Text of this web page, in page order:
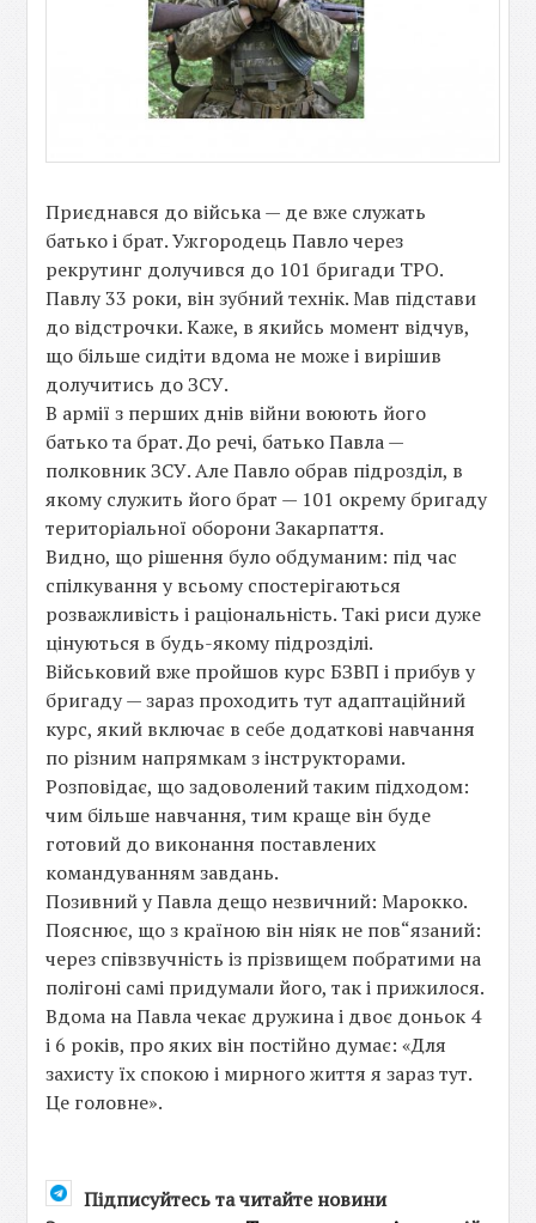
Приєднався до війська — де вже служать
батько і брат. Ужгородець Павло через
рекрутинг долучився до 101 бригади ТРО.
Павлу 33 роки, він зубний технік. Мав підстави
до відстрочки. Каже, в якийсь момент відчув,
що більше сидіти вдома не може і вирішив
долучитись до ЗСУ.
В армії з перших днів війни воюють його
батько та брат. До речі, батько Павла —
полковник ЗСУ. Але Павло обрав підрозділ, в
якому служить його брат — 101 окрему бригаду
територіальної оборони Закарпаття.
Видно, що рішення було обдуманим: під час
спілкування у всьому спостерігаються
розважливість і раціональність. Такі риси дуже
цінуються в будь-якому підрозділі.
Військовий вже пройшов курс БЗВП і прибув у
бригаду — зараз проходить тут адаптаційний
курс, який включає в себе додаткові навчання
по різним напрямкам з інструкторами.
Розповідає, що задоволений таким підходом:
чим більше навчання, тим краще він буде
готовий до виконання поставлених
командуванням завдань.
Позивний у Павла дещо незвичний: Марокко.
Пояснює, що з країною він ніяк не пов“язаний:
через співзвучність із прізвищем побратими на
полігоні самі придумали його, так і прижилося.
Вдома на Павла чекає дружина і двоє доньок 4
і 6 років, про яких він постійно думає: «Для
захисту їх спокою і мирного життя я зараз тут.
Це головне».
Підписуйтесь та читайте новини